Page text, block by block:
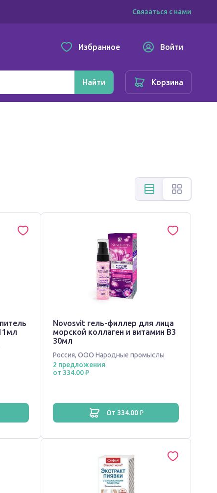
Связаться с нами
Избранное Войти
Найти Корзина
Novosvit гель-филлер для лица
морской коллаген и витамин В3
30мл
Россия,ООО Народные промыслы
2 предложения
от 334.00 ₽
от 334.00 ₽